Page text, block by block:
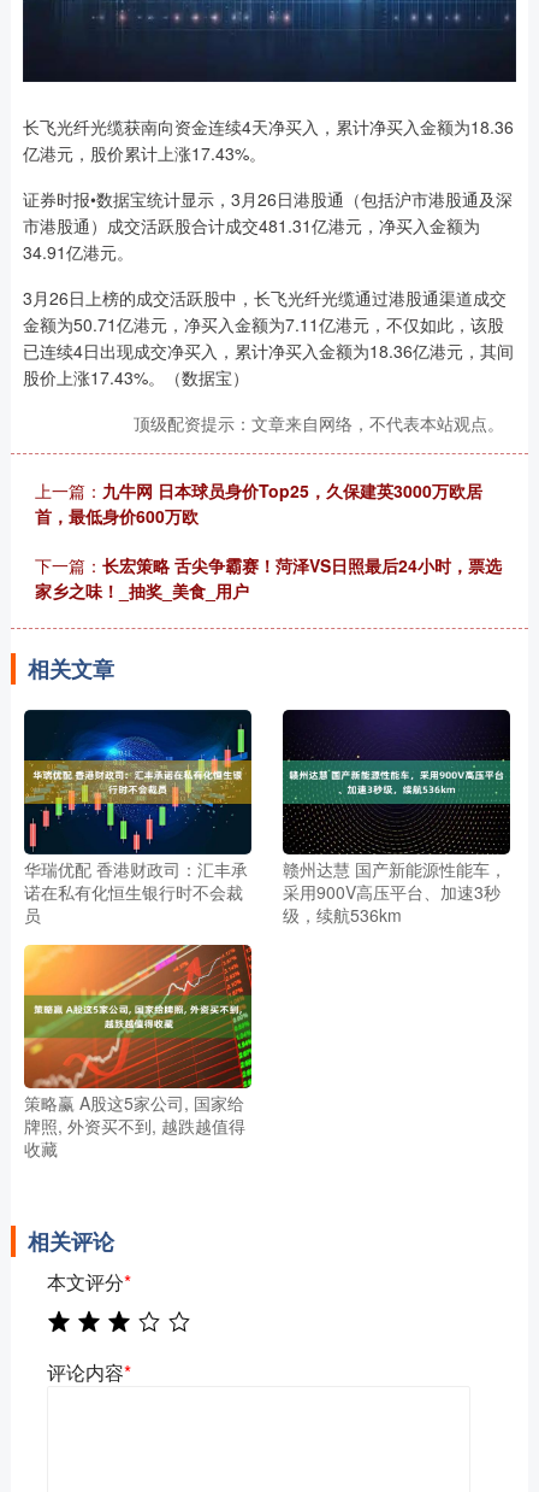
长飞光纤光缆获南向资金连续4天净买入，累计净买入金额为18.36
亿港元，股价累计上涨17.43%。
证券时报•数据宝统计显示，3月26日港股通（包括沪市港股通及深
市港股通）成交活跃股合计成交481.31亿港元，净买入金额为
34.91亿港元。
3月26日上榜的成交活跃股中，长飞光纤光缆通过港股通渠道成交
金额为50.71亿港元，净买入金额为7.11亿港元，不仅如此，该股
已连续4日出现成交净买入，累计净买入金额为18.36亿港元，其间
股价上涨17.43%。（数据宝）
顶级配资提示：文章来自网络，不代表本站观点。
上一篇： 九牛网 日本球员身价Top25，久保建英3000万欧居
首，最低身价600万欧
下一篇： 长宏策略 舌尖争霸赛！菏泽VS日照最后24小时，票选
家乡之味！_抽奖_美食_用户
相关文章
华瑞优配 香港财政司：汇丰承
诺在私有化恒生银行时不会裁
员
赣州达慧 国产新能源性能车，
采用900V高压平台、加速3秒
级，续航536km
策略赢 A股这5家公司, 国家给
牌照, 外资买不到, 越跌越值得
收藏
相关评论
本文评分*
评论内容*